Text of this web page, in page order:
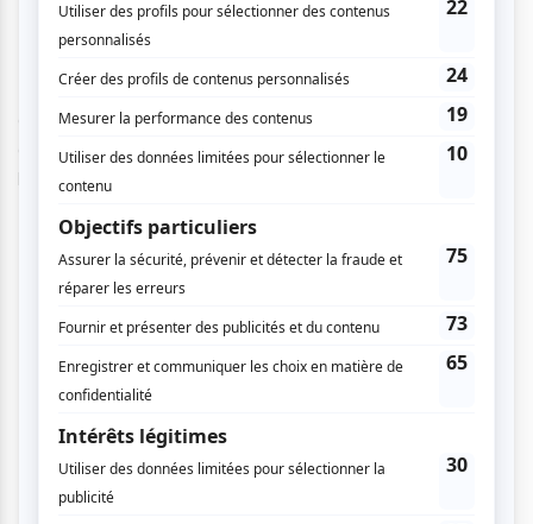
Behind the Revolver
Ne manquez pas l'ultime bataille de Québec au Dagobert,
on couronne notre premier champion! L'ordre de passage
des bands sera dévoilé en début de soirée. Soyez à
l'heure!